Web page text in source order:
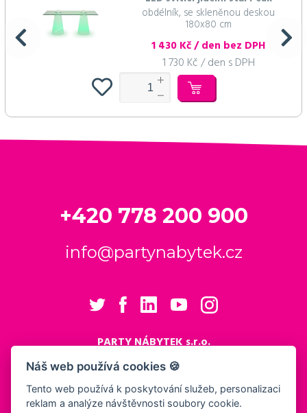
Náš web používá cookies 🍪
Tento web používá k poskytování služeb, personalizaci
reklam a analýze návštěvnosti soubory cookie.
obdélník, se skleněnou deskou
180x80 cm
1 430 Kč / den bez DPH
1 730 Kč / den s DPH
+420 778 200 900
info@partynabytek.cz
PARTY NÁBYTEK s.r.o.
Cukrovarská 984
Logistický areál Cukrovar Čakovice
196 00 Praha 9 - Čakovice